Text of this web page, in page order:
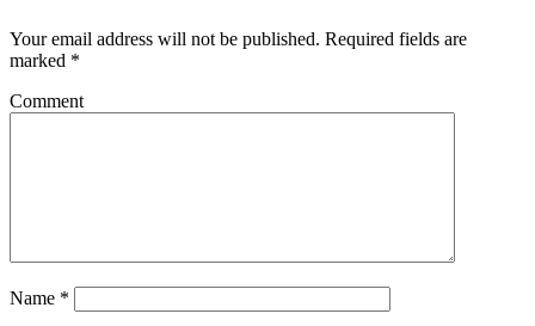
Your email address will not be published. Required fields are
marked *
Comment
Name *